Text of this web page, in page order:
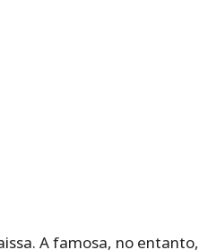
A famosa, no entanto,